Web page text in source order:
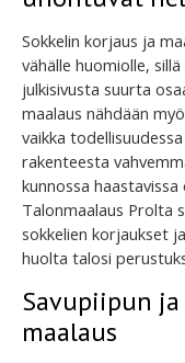
Sokkelin korjaus ja
vähälle huomiolle,
julkisivusta suurta
maalaus nähdään
vaikka
rakenteesta
kunnossa
Talonmaalaus Prolta
sokkelien korjaukset
huolta talosi
Savupiipun
maalaus